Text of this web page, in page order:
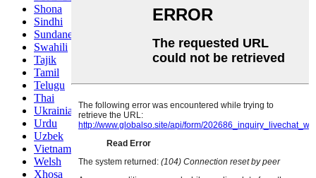
Shona
Sindhi
Sundanese
Swahili
Tajik
Tamil
Telugu
Thai
Ukrainian
Urdu
Uzbek
Vietnamese
Welsh
Xhosa